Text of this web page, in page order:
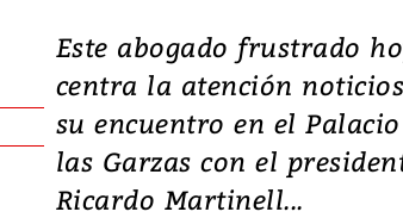
Este abogado frustrado
centra la atención
su encuentro en el
las Garzas con el
Ricardo Martinell...
Video, Japón:
deja heridos y
daños en